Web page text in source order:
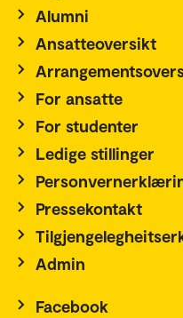
Alumni
Ansatteoversikt
For ansatte
For studenter
Ledige stillinger
Pressekontakt
Admin
Facebook